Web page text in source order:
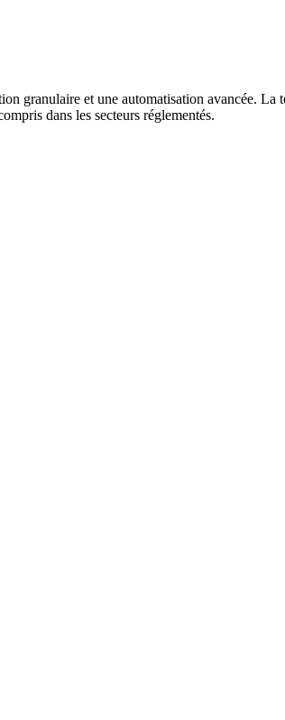
granulaire et une automatisation avancée.
dans les secteurs réglementés.